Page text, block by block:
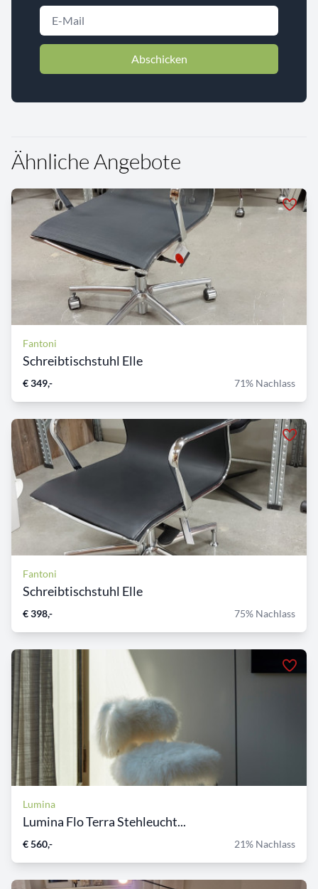
Abschicken
Ähnliche Angebote
Fantoni
Schreibtischstuhl Elle
€ 349,- 71% Nachlass
Fantoni
Schreibtischstuhl Elle
€ 398,- 75% Nachlass
Lumina
Lumina Flo Terra Stehleucht...
€ 560,- 21% Nachlass